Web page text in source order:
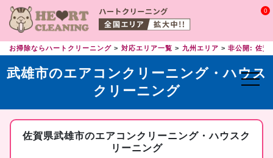
0
お掃除ならハートクリーニング 対応エリア一覧 九州エリア 非公開: 佐賀
武雄市のエアコンクリーニング・ハウス
クリーニング
佐賀県武雄市のエアコンクリーニング・ハウスク
リーニング